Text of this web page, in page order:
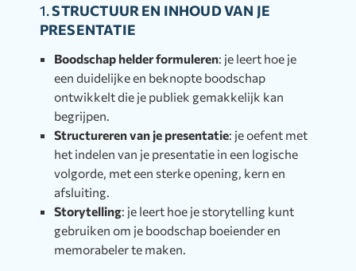
1.STRUCTUUR EN INHOUD VAN JE
PRESENTATIE
Boodschap helder formuleren: je leert hoe je
een duidelijke en beknopte boodschap
ontwikkelt die je publiek gemakkelijk kan
begrijpen.
Structureren van je presentatie: je oefent met
het indelen van je presentatie in een logische
volgorde, met een sterke opening, kern en
afsluiting.
Storytelling: je leert hoe je storytelling kunt
gebruiken om je boodschap boeiender en
memorabeler te maken.